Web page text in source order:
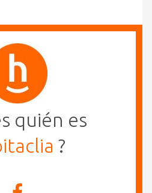
quién es
?